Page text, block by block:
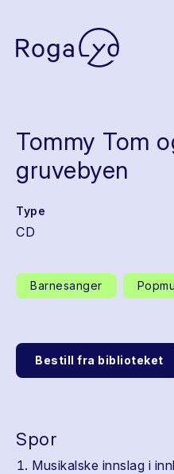
Tommy Tom
gruvebyen
Type
CD
Barnesanger
Bestill fra biblioteket
Spor
Musikalske innslag i